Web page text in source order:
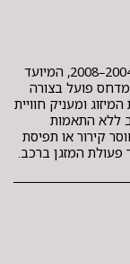
מדחס מזגן איכותי למאזדה 3 מנוע 2.0 מהשנים 2004–2008, המיועד
פועל בצורה
ומעניק חוויית
ללא התאמות
קירור או תפיסת
פעולת המזגן ברכב.